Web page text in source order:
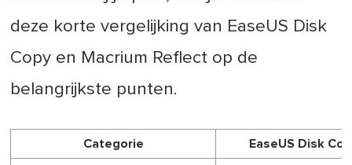
deze korte vergelijking van EaseUS Disk
Copy en Macrium Reflect op de
belangrijkste punten.
Categorie EaseUS Disk